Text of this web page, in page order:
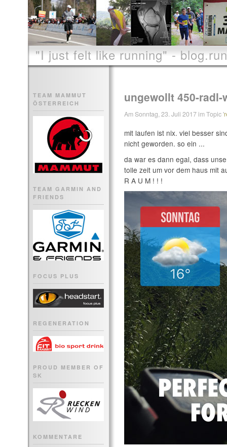
"I just felt like running" -
TEAM MAMMUT
ÖSTERREICH
TEAM GARMIN AND
FRIENDS
FOCUS PLUS
REGENERATION
PROUD MEMBER OF
SK
KOMMENTARE
ungewollt 450-
Am Sonntag, 23. Juli 2017 im Topic '
mit laufen ist nix. viel besser
nicht geworden. so ein ...
da war es dann egal, dass
tolle zeit um vor dem haus mit
R A U M ! ! !